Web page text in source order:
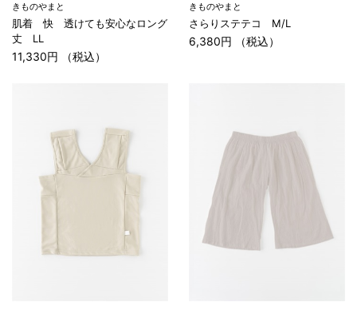
きものやまと
肌着 快 透けても安心なロング
丈 LL
11,330円 （税込）
きものやまと
さらりステテコ M/L
6,380円 （税込）